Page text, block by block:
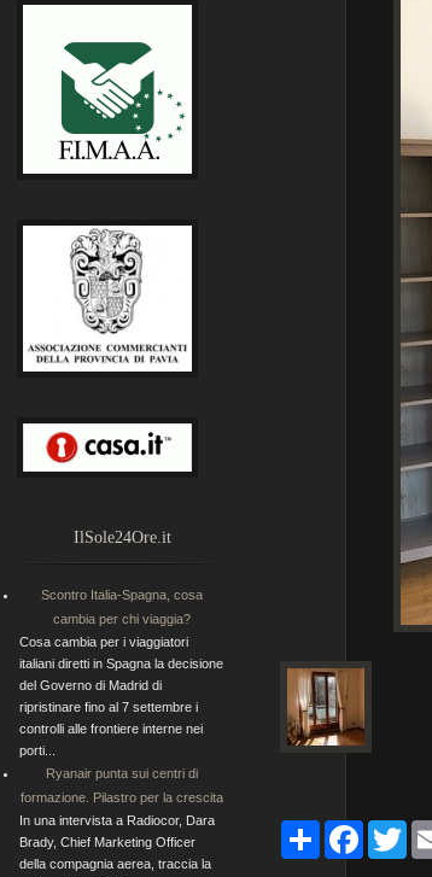
Share Facebook
IlSole24Ore.it
Scontro Italia-Spagna, cosa
cambia per chi viaggia?
Cosa cambia per i viaggiatori
italiani diretti in Spagna la decisione
del Governo di Madrid di
ripristinare fino al 7 settembre i
controlli alle frontiere interne nei
porti...
Ryanair punta sui centri di
formazione. Pilastro per la crescita
In una intervista a Radiocor, Dara
Brady, Chief Marketing Officer
della compagnia aerea, traccia la